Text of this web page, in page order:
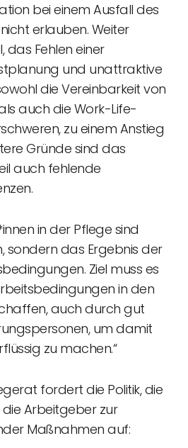
bei einem Ausfall des
erlauben. Weiter
das Fehlen einer
und unattraktive
die Vereinbarkeit von
auch die Work-Life-
zu einem Anstieg
Gründe sind das
auch fehlende
in der Pflege sind
sondern das Ergebnis der
Ziel muss es
in den
auch durch gut
um damit
zu machen.“
fordert die Politik, die
Arbeitgeber zur
Maßnahmen auf: